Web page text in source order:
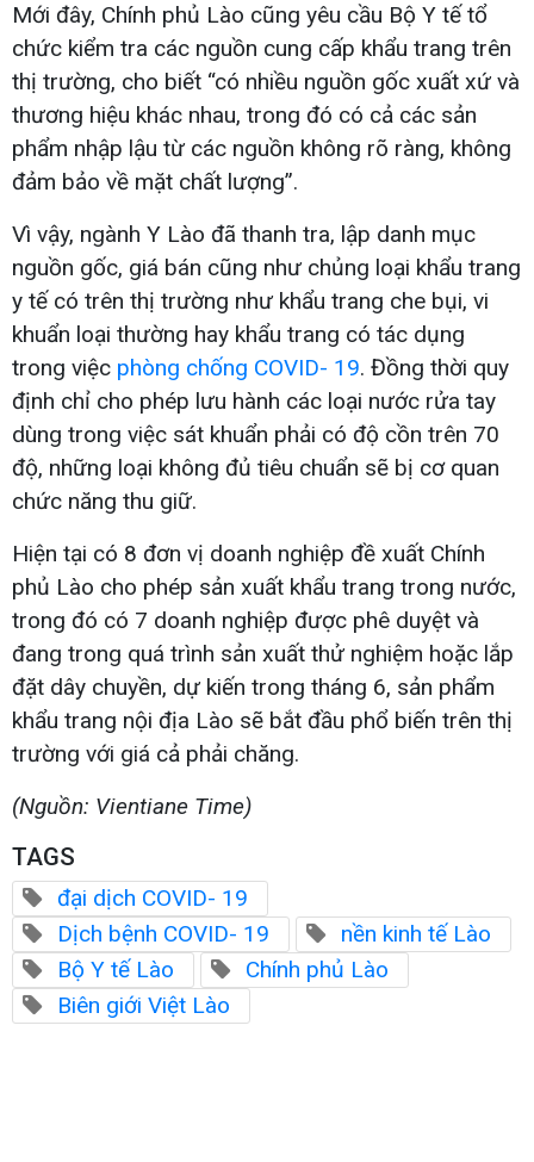
Mới đây, Chính phủ Lào cũng yêu cầu Bộ Y tế tổ
chức kiểm tra các nguồn cung cấp khẩu trang trên
thị trường, cho biết “có nhiều nguồn gốc xuất xứ và
thương hiệu khác nhau, trong đó có cả các sản
phẩm nhập lậu từ các nguồn không rõ ràng, không
đảm bảo về mặt chất lượng”.
Vì vậy, ngành Y Lào đã thanh tra, lập danh mục
nguồn gốc, giá bán cũng như chủng loại khẩu trang
y tế có trên thị trường như khẩu trang che bụi, vi
khuẩn loại thường hay khẩu trang có tác dụng
trong việc phòng chống COVID- 19. Đồng thời quy
định chỉ cho phép lưu hành các loại nước rửa tay
dùng trong việc sát khuẩn phải có độ cồn trên 70
độ, những loại không đủ tiêu chuẩn sẽ bị cơ quan
chức năng thu giữ.
Hiện tại có 8 đơn vị doanh nghiệp đề xuất Chính
phủ Lào cho phép sản xuất khẩu trang trong nước,
trong đó có 7 doanh nghiệp được phê duyệt và
đang trong quá trình sản xuất thử nghiệm hoặc lắp
đặt dây chuyền, dự kiến trong tháng 6, sản phẩm
khẩu trang nội địa Lào sẽ bắt đầu phổ biến trên thị
trường với giá cả phải chăng.
(Nguồn: Vientiane Time)
TAGS
đại dịch COVID- 19
Dịch bệnh COVID- 19
nền kinh tế Lào
Bộ Y tế Lào
Chính phủ Lào
Biên giới Việt Lào